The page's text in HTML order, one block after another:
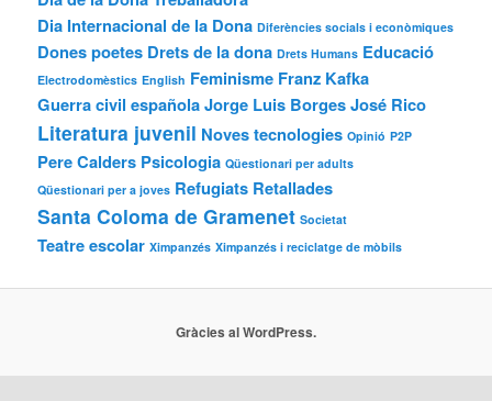
Dia Internacional de la Dona Diferències socials i econòmiques
Dones poetes Drets de la dona Drets Humans Educació
Electrodomèstics English Feminisme Franz Kafka
Guerra civil españolaJorge Luis BorgesJosé Rico
Literatura juvenil Noves tecnologies Opinió P2P
Pere Calders Psicologia Qüestionari per adults
Qüestionari per a joves Refugiats Retallades
Santa Coloma de Gramenet Societat
Teatre escolar Ximpanzés Ximpanzés i reciclatge de mòbils
Gràcies al WordPress.